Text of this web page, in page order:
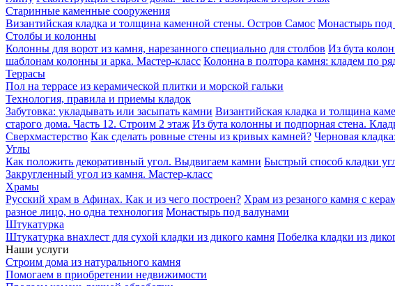
Старинные каменные сооружения
Византийская кладка и толщина каменной стены. Остров Самос Монастырь под
Столбы и колонны
Колонны для ворот из камня, нарезанного специально для столбов Из бута
шаблонам колонны и арка. Мастер-класс Колонна в полтора камня: кладем по
Террасы
Пол на террасе из керамической плитки и морской гальки
Технология, правила и приемы кладок
Забутовка: укладывать или засыпать камни Византийская кладка и толщина
старого дома. Часть 12. Строим 2 этаж Из бута колонны и подпорная стена.
Сверхмастерство Как сделать ровные стены из кривых камней? Черновая
Углы
Как положить декоративный угол. Выдвигаем камни Быстрый способ кладки
Закругленный угол из камня. Мастер-класс
Храмы
Русский храм в Афинах. Как и из чего построен? Храм из резаного камня c
разное лицо, но одна технология Монастырь под валунами
Штукатурка
Штукатурка внахлест для сухой кладки из дикого камня Побелка кладки из
Наши услуги
Строим дома из натурального камня
Помогаем в приобретении недвижимости